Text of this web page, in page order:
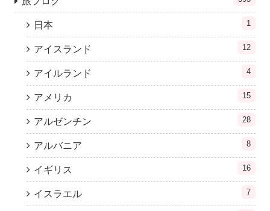
日本 1
アイスランド 12
アイルランド 4
アメリカ 15
アルゼンチン 28
アルバニア 8
イギリス 16
イスラエル 7